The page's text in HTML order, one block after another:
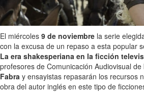
El miércoles 9 de noviembre la serie
con la excusa de un repaso a esta popular
La era shakesperiana en la ficción
profesores de Comunicación Audiovisual de
Fabra y ensayistas repasarán los recursos
obra del autor inglés en este tipo de